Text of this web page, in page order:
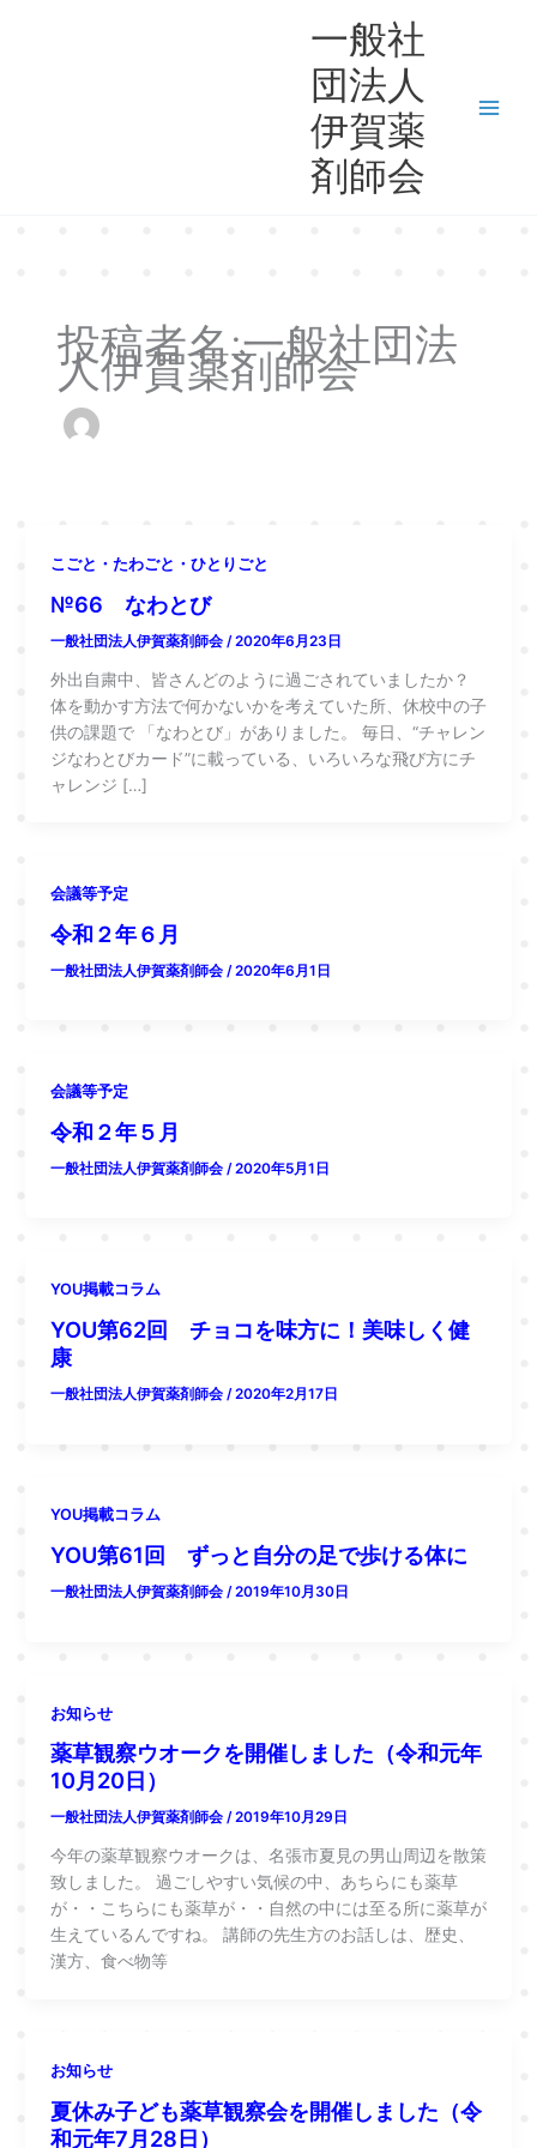
一般社
団法人
伊賀薬
剤師会
投稿者名:一般社団法
人伊賀薬剤師会
こごと・たわごと・ひとりごと
№66 なわとび
一般社団法人伊賀薬剤師会 /2020年6月23日
外出自粛中、皆さんどのように過ごされていましたか？
体を動かす方法で何かないかを考えていた所、休校中の子
供の課題で 「なわとび」がありました。 毎日、“チャレン
ジなわとびカード”に載っている、いろいろな飛び方にチ
ャレンジ […]
会議等予定
令和２年６月
一般社団法人伊賀薬剤師会 /2020年6月1日
会議等予定
令和２年５月
一般社団法人伊賀薬剤師会 /2020年5月1日
YOU掲載コラム
YOU第62回 チョコを味方に！美味しく健
康
一般社団法人伊賀薬剤師会 /2020年2月17日
YOU掲載コラム
YOU第61回 ずっと自分の足で歩ける体に
一般社団法人伊賀薬剤師会 /2019年10月30日
お知らせ
薬草観察ウオークを開催しました（令和元年
10月20日）
一般社団法人伊賀薬剤師会 /2019年10月29日
今年の薬草観察ウオークは、名張市夏見の男山周辺を散策
致しました。 過ごしやすい気候の中、あちらにも薬草
が・・こちらにも薬草が・・自然の中には至る所に薬草が
生えているんですね。 講師の先生方のお話しは、歴史、
漢方、食べ物等
お知らせ
夏休み子ども薬草観察会を開催しました（令
和元年7月28日）